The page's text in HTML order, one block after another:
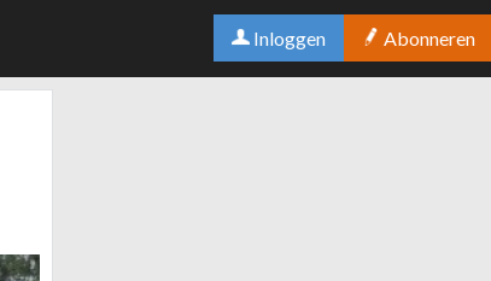
Inloggen Abonneren